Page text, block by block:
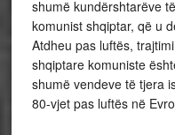
shumë kundërshtarëve
komunist shqiptar, që u
Atdheu pas luftës,
shqiptare komuniste
shumë vendeve të tjera
80-vjet pas luftës në